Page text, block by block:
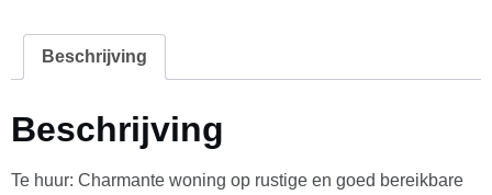
Beschrijving
Beschrijving
Te huur: Charmante woning op rustige en goed bereikbare